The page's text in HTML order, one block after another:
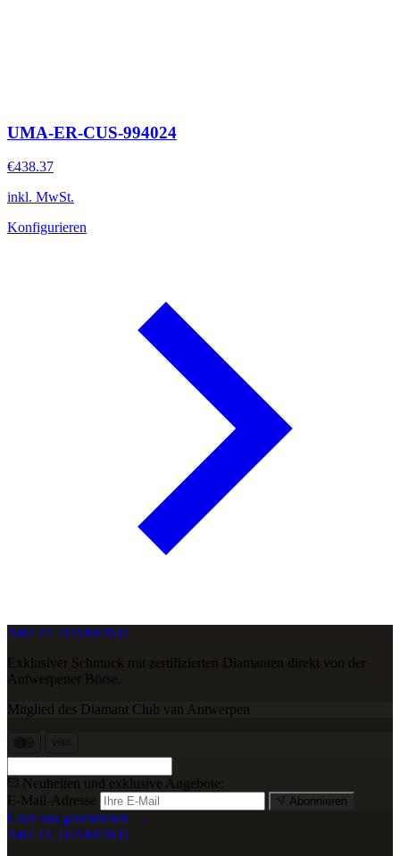
UMA-ER-CUS-994024
€438.37
inkl. MwSt.
Konfigurieren
ARETE DIAMOND
Exklusiver Schmuck mit zertifizierten Diamanten direkt von der
Antwerpener Börse.
Mitglied des Diamant Club van Antwerpen
Neuheiten und exklusive Angebote:
E-Mail-Adresse
Abonnieren
Über uns geschrieben →
ARETE DIAMOND